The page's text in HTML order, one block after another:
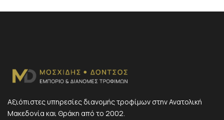
Αξιόπιστες υπηρεσίες διανομής τροφίμων στην Ανατολική
Μακεδονία και Θράκη από το 2002.